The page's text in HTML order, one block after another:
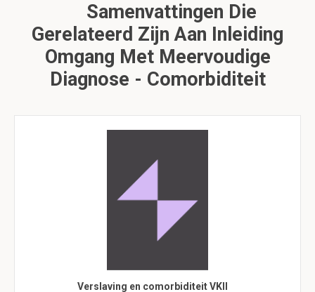
Samenvattingen Die
Gerelateerd Zijn Aan Inleiding
Omgang Met Meervoudige
Diagnose - Comorbiditeit
Verslaving en comorbiditeit VKII